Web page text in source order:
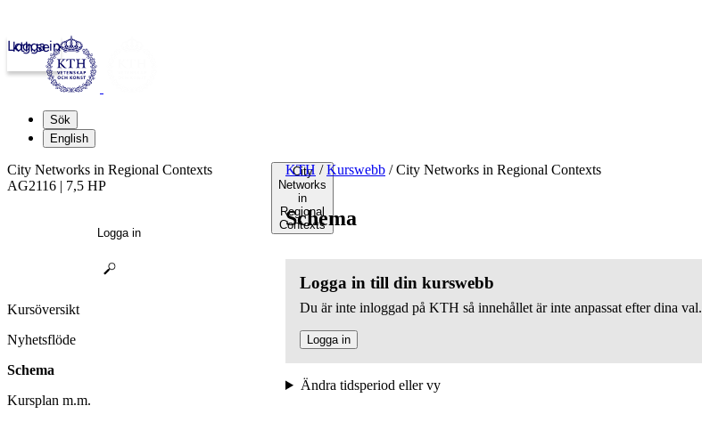
kth.se
Logga in
Sök
English
City
Networks
in
Regional
Contexts
KTH / Kurswebb /City Networks in Regional Contexts
Schema
Logga in till din kurswebb
Du är inte inloggad på KTH så innehållet är inte anpassat efter dina val.
Logga in
Ändra tidsperiod eller vy
City Networks in Regional Contexts
AG2116 | 7,5 HP
Logga in
Kursöversikt
Nyhetsflöde
Schema
Kursplan m.m.